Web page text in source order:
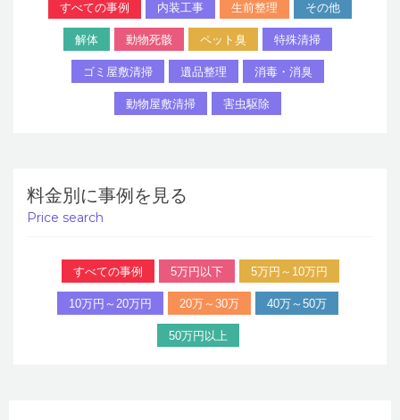
すべての事例 内装工事 生前整理 その他
解体 動物死骸 ペット臭 特殊清掃
ゴミ屋敷清掃 遺品整理 消毒・消臭
動物屋敷清掃 害虫駆除
料金別に事例を見る
Price search
すべての事例 5万円以下 5万円～10万円
10万円～20万円 20万～30万 40万～50万
50万円以上